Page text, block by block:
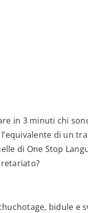
in 3 minuti chi
di un
di One Stop
bidule e